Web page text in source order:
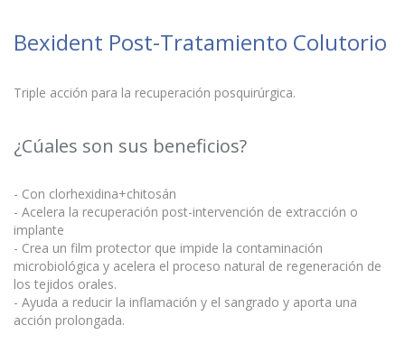
Bexident Post-Tratamiento Colutorio
Triple acción para la recuperación posquirúrgica.
¿Cúales son sus beneficios?
- Con clorhexidina+chitosán
- Acelera la recuperación post-intervención de extracción o
implante
- Crea un film protector que impide la contaminación
microbiológica y acelera el proceso natural de regeneración de
los tejidos orales.
- Ayuda a reducir la inflamación y el sangrado y aporta una
acción prolongada.